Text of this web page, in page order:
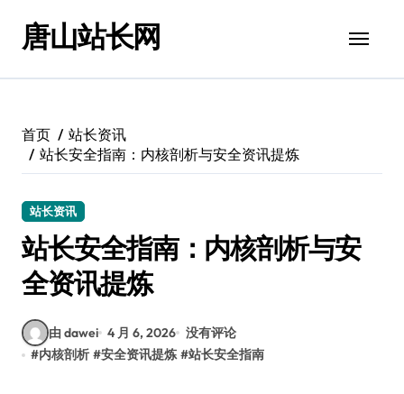
唐山站长网
首页
站长资讯
站长安全指南：内核剖析与安全资讯提炼
站长资讯
站长安全指南：内核剖析与安
全资讯提炼
由 dawei 4 月 6, 2026 没有评论
#内核剖析 #安全资讯提炼 #站长安全指南